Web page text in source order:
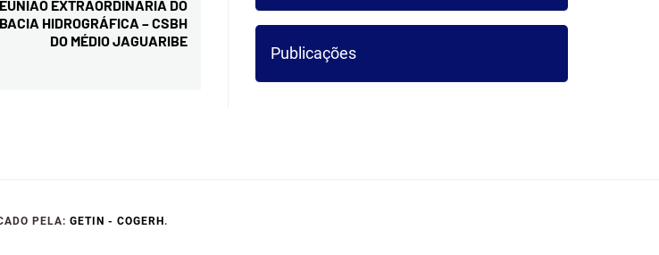
Next
post:
EXTRAORDINÁRIA DO
HIDROGRÁFICA – CSBH
DO MÉDIO JAGUARIBE
Publicações
PELA: GETIN - COGERH.